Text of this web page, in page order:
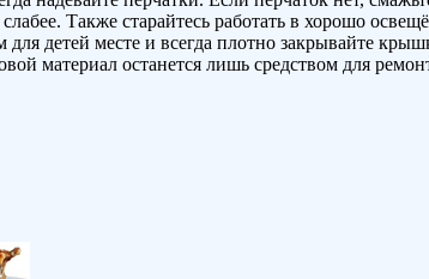
Также старайтесь работать в хорошо
детей месте и всегда плотно закрывайте
материал останется лишь средством для